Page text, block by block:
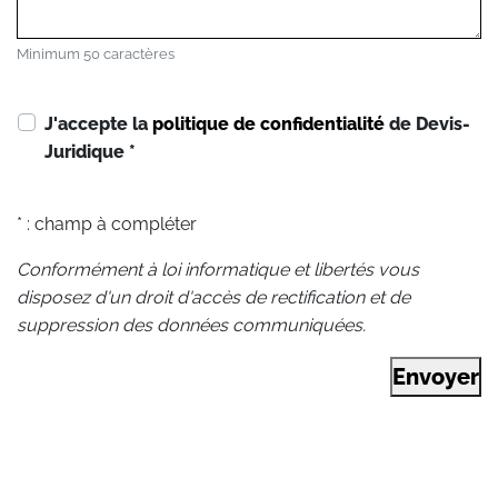
Minimum 50 caractères
J'accepte la politique de confidentialité de Devis-
Juridique *
* : champ à compléter
Conformément à loi informatique et libertés vous
disposez d'un droit d'accès de rectification et de
suppression des données communiquées.
Envoyer